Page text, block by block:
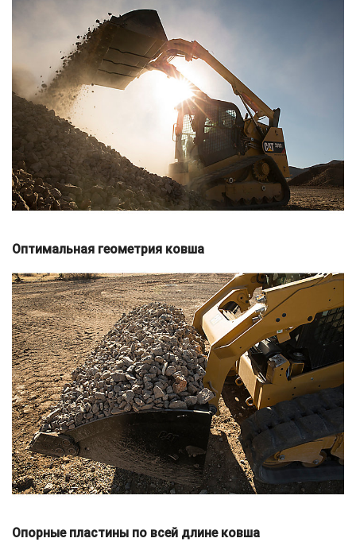
Оптимальная геометрия ковша
Опорные пластины по всей длине ковша